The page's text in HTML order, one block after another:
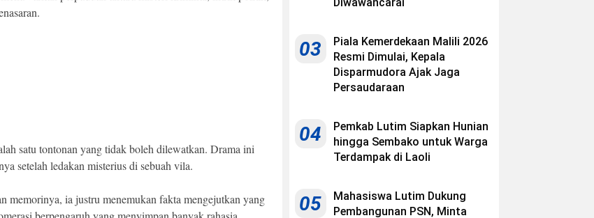
satu tontonan yang tidak boleh dilewatkan. Drama ini
setelah ledakan misterius di sebuah vila.
memorinya, ia justru menemukan fakta mengejutkan yang
03
Piala Kemerdekaan Malili 2026
Resmi Dimulai, Kepala
Disparmudora Ajak Jaga
Persaudaraan
04
Pemkab Lutim Siapkan Hunian
hingga Sembako untuk Warga
Terdampak di Laoli
05
Mahasiswa Lutim Dukung
Pembangunan PSN, Minta